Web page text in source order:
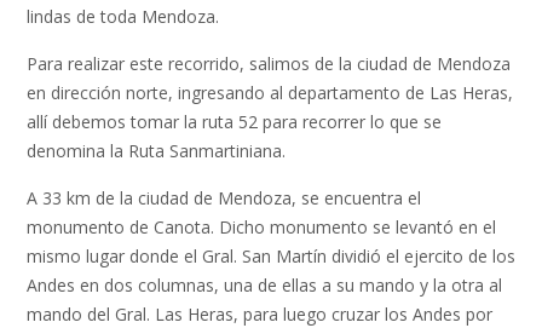
lindas de toda Mendoza.
Para realizar este recorrido, salimos de la ciudad de Mendoza
en dirección norte, ingresando al departamento de Las Heras,
allí debemos tomar la ruta 52 para recorrer lo que se
denomina la Ruta Sanmartiniana.
A 33 km de la ciudad de Mendoza, se encuentra el
monumento de Canota. Dicho monumento se levantó en el
mismo lugar donde el Gral. San Martín dividió el ejercito de los
Andes en dos columnas, una de ellas a su mando y la otra al
mando del Gral. Las Heras, para luego cruzar los Andes por